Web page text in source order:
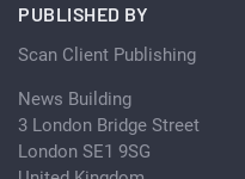
PUBLISHED BY
Scan Client Publishing
News Building
3 London Bridge Street
London SE1 9SG